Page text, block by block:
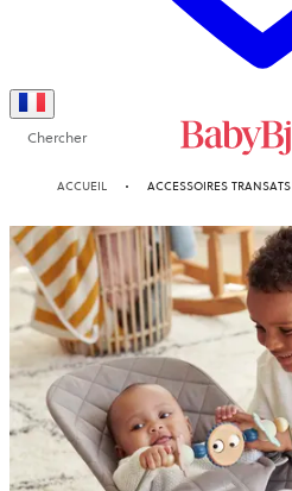
Chercher
ACCUEIL ACCESSOIRES TRANSATS